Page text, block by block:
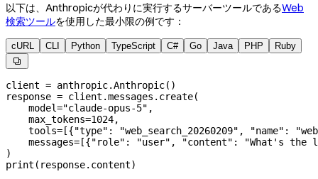
以下は、Anthropicが代わりに実行するサーバーツールであるWeb
検索ツールを使用した最小限の例です：
cURL CLI Python TypeScript C# Go Java PHP Ruby

client = anthropic.Anthropic()
response = client.messages.create(
    model
="claude-opus-5" ,
    max_tokens
=1024,
    tools
= [{"type" : "web_search_20260209" , "name" :
    messages
= [{"role" : "user" , "content" :
"What's the
)
print (response.content)